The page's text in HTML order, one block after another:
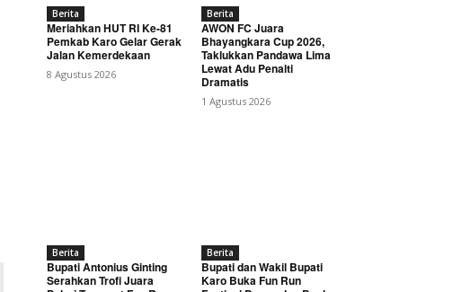
Berita
Meriahkan HUT RI Ke-81
Pemkab Karo Gelar Gerak
Jalan Kemerdekaan
8 Agustus 2026
Berita
AWON FC Juara
Bhayangkara Cup 2026,
Taklukkan Pandawa Lima
Lewat Adu Penalti
Dramatis
1 Agustus 2026
Berita
Bupati Antonius Ginting
Serahkan Trofi Juara
Berita
Bupati dan Wakil Bupati
Karo Buka Fun Run